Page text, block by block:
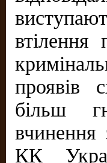
втілення
проявів
більш
вчинення
КК